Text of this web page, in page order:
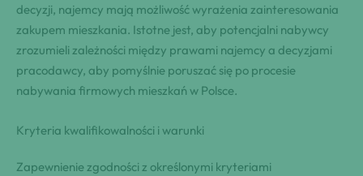
decyzji, najemcy mają możliwość wyrażenia zainteresowania
zakupem mieszkania. Istotne jest, aby potencjalni nabywcy
zrozumieli zależności między prawami najemcy a decyzjami
pracodawcy, aby pomyślnie poruszać się po procesie
nabywania firmowych mieszkań w Polsce.
Kryteria kwalifikowalności i warunki
Zapewnienie zgodności z określonymi kryteriami